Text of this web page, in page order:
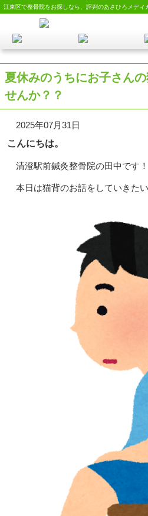
江東区で整骨院をお探しなら、評判のあさひろメディ
夏休みのうちにお子さん
せんか？？
2025年07月31日
こんにちは。
清澄駅前鍼灸整骨院の田中です！
本日は猫背のお話をしていきたい